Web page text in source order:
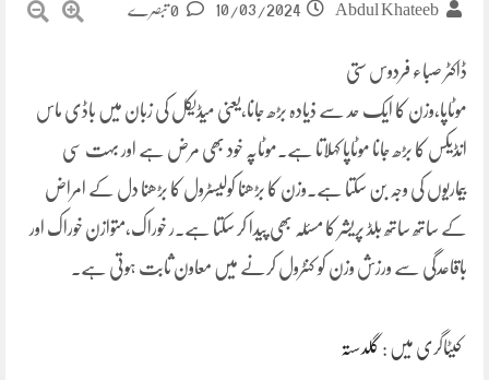
Abdul Khateeb
10/03/2024
ڈاکٹر صباء فردوس ستی
موٹاپا،وزن کا ایک حد سے ذیادہ بڑھ جانا،یعنی میڈیکل کی زبان میں باڈی ماس
انڈیکس کا بڑھ جانا موٹاپا کہلاتا ہے۔موٹاپہ خود بھی مرض ہے اور بہت سی
بیماریوں کی وجہ بن سکتا ہے.وزن کا بڑھنا کولیسٹرول کا بڑھنا دل کے امراض
کے ساتھ ساتھ بلڈ پریشر کا مسئلہ بھی پیدا کر سکتا ہے۔ر خوراک،متوازن خوراک اور
باقاعدگی سے ورزش وزن کو کنٹرول کرنے میں معاون ثابت ہوتی ہے۔
کیٹاگری میں : گلدستہ